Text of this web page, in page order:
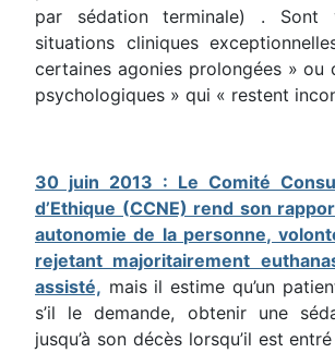
par sédation terminale) . Sont
situations cliniques
certaines agonies prolongées » ou
psychologiques » qui « restent
30 juin 2013 : Le Comité
d’Ethique (CCNE) rend son
autonomie de la personne,
rejetant majoritairement
assisté, mais il estime qu’un
s’il le demande, obtenir une
jusqu’à son décès lorsqu’il est